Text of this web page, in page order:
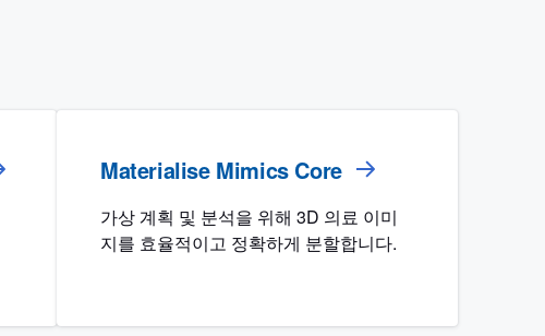
Materialise Mimics Core
가상 계획 및 분석을 위해 3D 의료 이미
지를 효율적이고 정확하게 분할합니다.